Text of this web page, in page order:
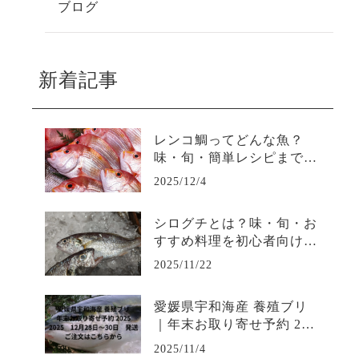
ブログ
新着記事
レンコ鯛ってどんな魚？
味・旬・簡単レシピまでや
さしく解説
2025/12/4
シログチとは？味・旬・お
すすめ料理を初心者向けに
わかりやすく解説
2025/11/22
愛媛県宇和海産 養殖ブリ
｜年末お取り寄せ予約 202
5
2025/11/4